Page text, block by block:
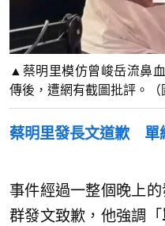
▲蔡明里模仿曾峻岳流鼻
傳後，遭網有截圖批評。（
蔡明里發長文道歉 單
事件經過一整個晚上
群發文致歉，他強調「